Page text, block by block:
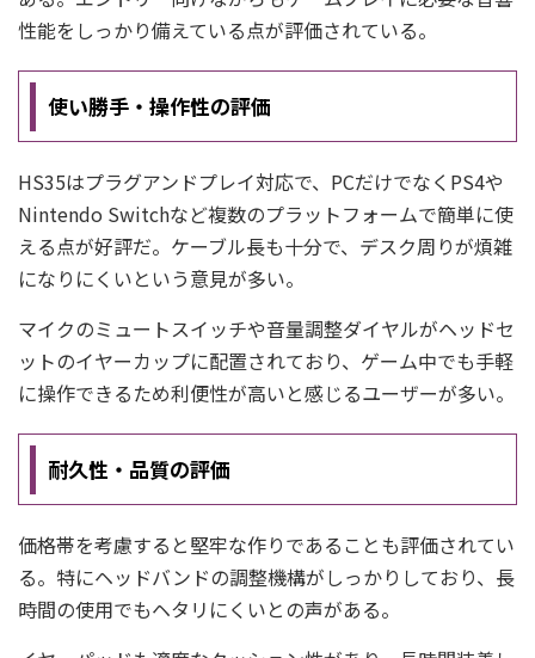
性能をしっかり備えている点が評価されている。
使い勝手・操作性の評価
HS35はプラグアンドプレイ対応で、PCだけでなくPS4や
Nintendo Switchなど複数のプラットフォームで簡単に使
える点が好評だ。ケーブル長も十分で、デスク周りが煩雑
になりにくいという意見が多い。
マイクのミュートスイッチや音量調整ダイヤルがヘッドセ
ットのイヤーカップに配置されており、ゲーム中でも手軽
に操作できるため利便性が高いと感じるユーザーが多い。
耐久性・品質の評価
価格帯を考慮すると堅牢な作りであることも評価されてい
る。特にヘッドバンドの調整機構がしっかりしており、長
時間の使用でもヘタリにくいとの声がある。